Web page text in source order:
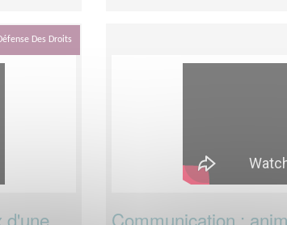
Des Droits
d'une
Communication :